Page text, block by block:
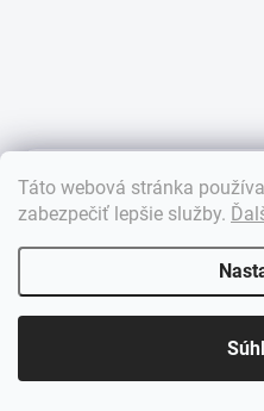
Táto webová stránka
zabezpečiť lepšie služby.
Dobrý deň! 👋 Pomôžem vám